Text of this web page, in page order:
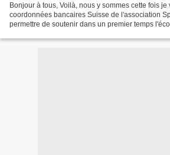
Bonjour à tous, Voilà, nous y sommes cette fois
coordonnées bancaires Suisse de l'association
permettre de soutenir dans un premier temps